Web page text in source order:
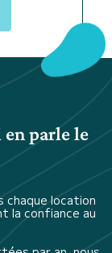
en parle le
chaque location
la confiance au